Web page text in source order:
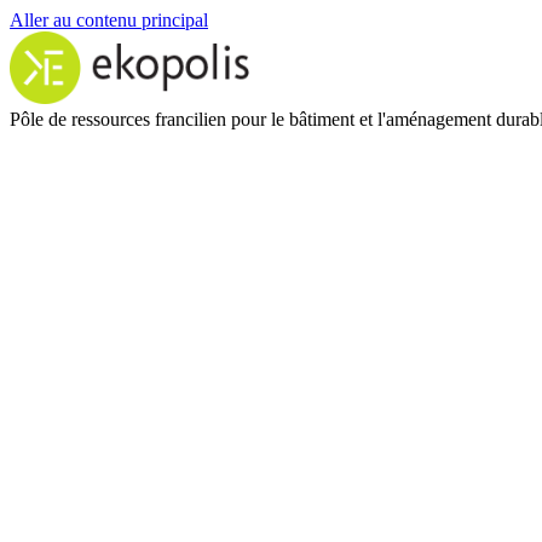
Aller au contenu principal
Pôle de ressources francilien pour le bâtiment et l'aménagement